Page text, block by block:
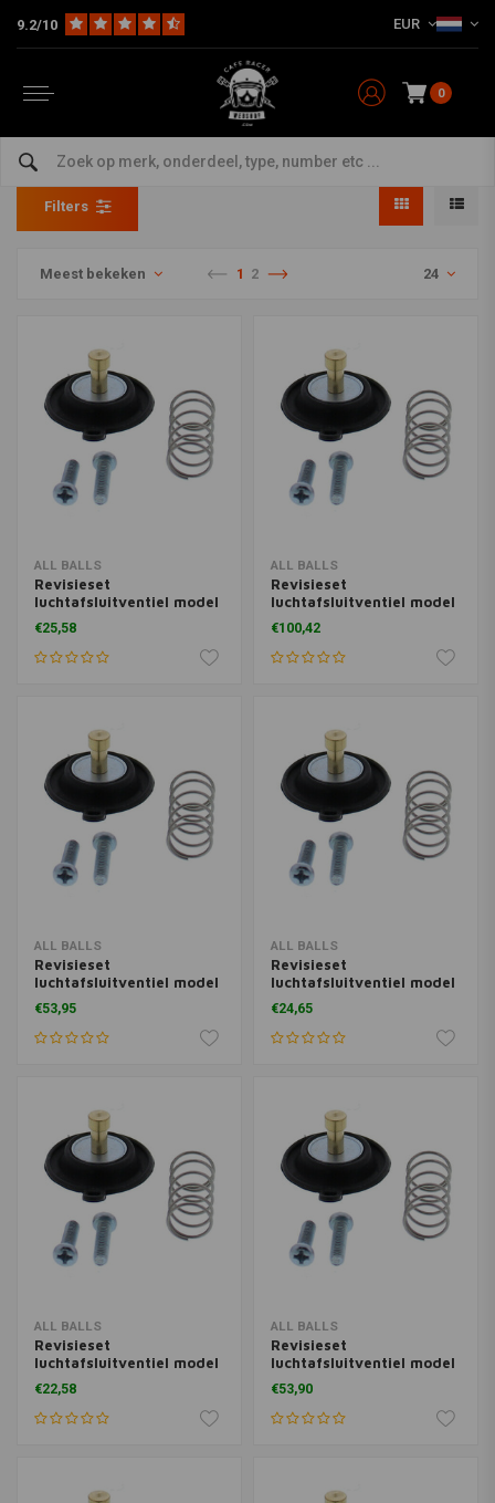
9.2/10 EUR
0
Revisieset luchtafsluitventiel
Home The Workshop Benzine Parts Revisieset luchtafsluitventiel
Filters
Meest bekeken 1 2 24
ALL BALLS
Revisieset
luchtafsluitventiel model
46-4023
€25,58
ALL BALLS
Revisieset
luchtafsluitventiel model
46-4032
€100,42
ALL BALLS
Revisieset
luchtafsluitventiel model
46-4038
€53,95
ALL BALLS
Revisieset
luchtafsluitventiel model
46-4035
€24,65
ALL BALLS
Revisieset
luchtafsluitventiel model
46-4021
€22,58
ALL BALLS
Revisieset
luchtafsluitventiel model
46-4036
€53,90